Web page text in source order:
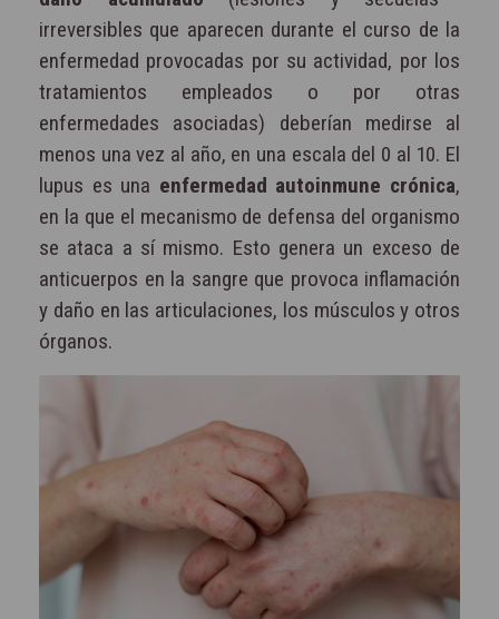
irreversibles que aparecen durante el curso de la
enfermedad provocadas por su actividad, por los
tratamientos empleados o por otras
enfermedades asociadas) deberían medirse al
menos una vez al año, en una escala del 0 al 10. El
lupus es una enfermedad autoinmune crónica,
en la que el mecanismo de defensa del organismo
se ataca a sí mismo. Esto genera un exceso de
anticuerpos en la sangre que provoca inflamación
y daño en las articulaciones, los músculos y otros
órganos.